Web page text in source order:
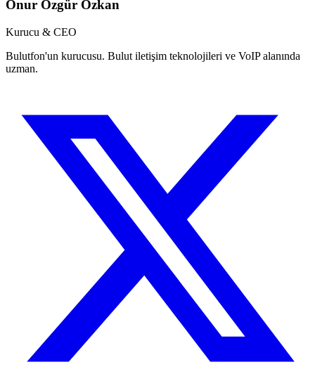
Onur Özgür Özkan
Kurucu & CEO
Bulutfon'un kurucusu. Bulut iletişim teknolojileri ve VoIP alanında
uzman.